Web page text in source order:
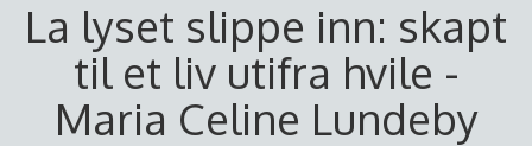
La lyset slippe inn: skapt
til et liv utifra hvile -
Maria Celine Lundeby